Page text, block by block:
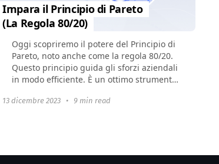
Impara il Principio di Pareto
(La Regola 80/20)
Oggi scopriremo il potere del Principio di
Pareto, noto anche come la regola 80/20.
Questo principio guida gli sforzi aziendali
in modo efficiente. È un ottimo strumento
13 dicembre 2023 • 9 min read